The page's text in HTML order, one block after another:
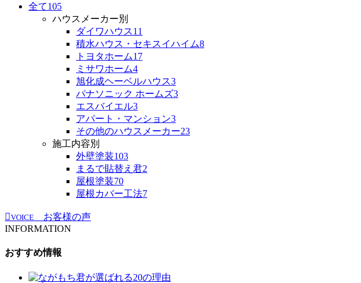
全て105
ハウスメーカー別
ダイワハウス11
積水ハウス・セキスイハイム8
トヨタホーム17
ミサワホーム4
旭化成ヘーベルハウス3
パナソニック ホームズ3
エスバイエル3
アパート・マンション3
その他のハウスメーカー23
施工内容別
外壁塗装103
まるで貼替え君2
屋根塗装70
屋根カバー工法7
VOICE
お客様の声
INFORMATION
おすすめ情報